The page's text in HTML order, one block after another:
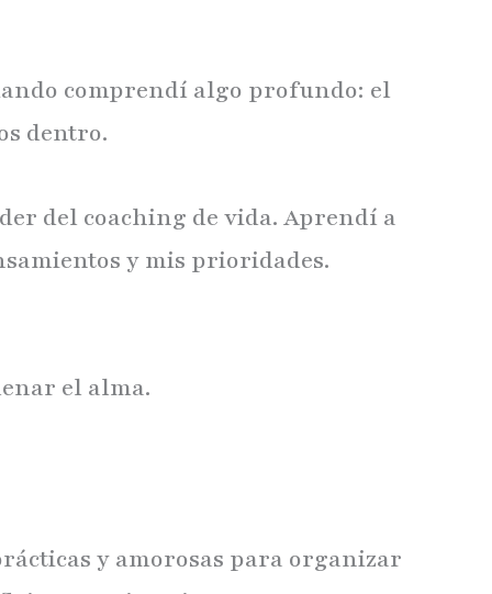
comprendí algo profundo: el
dentro.
del coaching de vida. Aprendí a
y mis prioridades.
el alma.
y amorosas para organizar